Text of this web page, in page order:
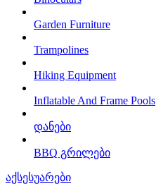
Garden Furniture
Trampolines
Hiking Equipment
Inflatable And Frame Pools
დანები
BBQ გრილები
აქსესუარები